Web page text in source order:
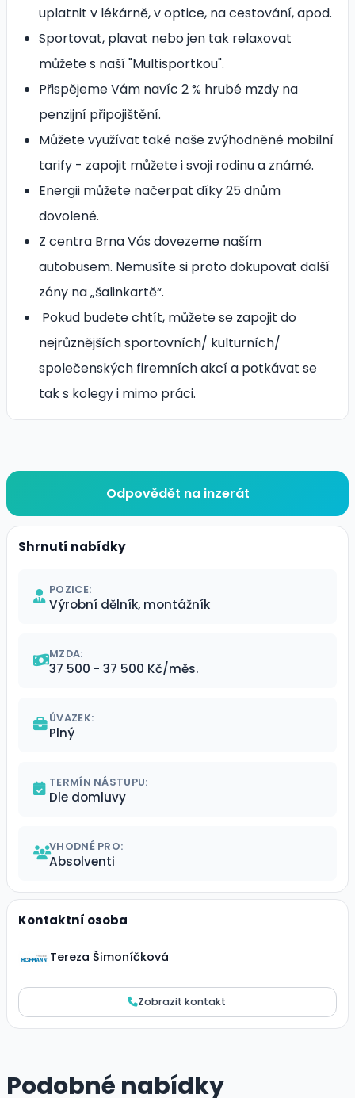
uplatnit v lékárně, v optice, na cestování, apod.
Sportovat, plavat nebo jen tak relaxovat
můžete s naší "Multisportkou".
Přispějeme Vám navíc 2 % hrubé mzdy na
penzijní připojištění.
Můžete využívat také naše zvýhodněné mobilní
tarify - zapojit můžete i svoji rodinu a známé.
Energii můžete načerpat díky 25 dnům
dovolené.
Z centra Brna Vás dovezeme naším
autobusem. Nemusíte si proto dokupovat další
zóny na „šalinkartě“.
Pokud budete chtít, můžete se zapojit do
nejrůznějších sportovních/ kulturních/
společenských firemních akcí a potkávat se
tak s kolegy i mimo práci.
Odpovědět na inzerát
Shrnutí nabídky
POZICE:
Výrobní dělník, montážník
MZDA:
37 500 - 37 500 Kč/měs.
ÚVAZEK:
Plný
TERMÍN NÁSTUPU:
Dle domluvy
VHODNÉ PRO:
Absolventi
Kontaktní osoba
Tereza Šimoníčková
Zobrazit kontakt
Podobné nabídky